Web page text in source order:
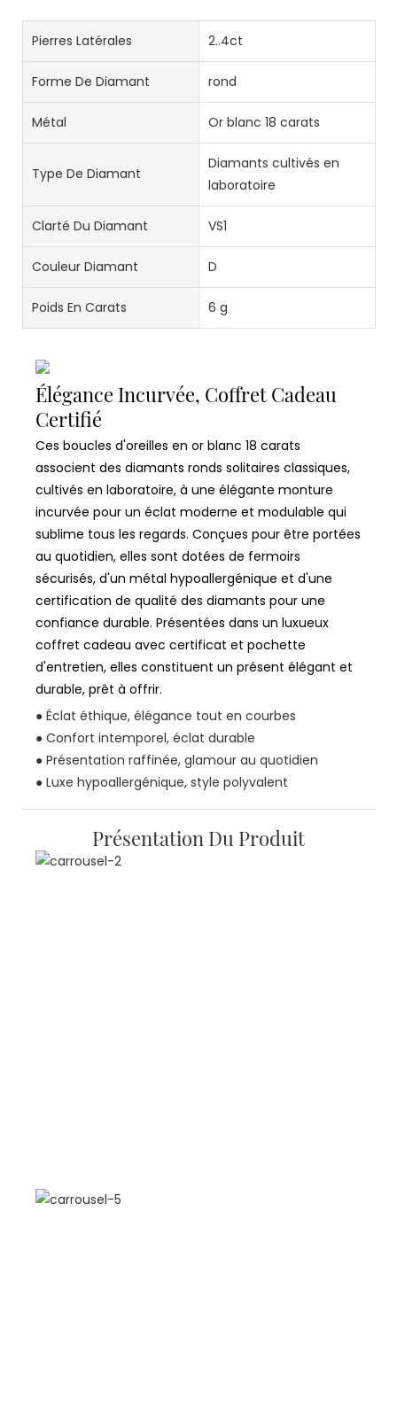
Pierres Latérales 2..4ct
Forme De Diamant rond
Métal Or blanc 18 carats
Type De Diamant
Diamants cultivés en
laboratoire
Clarté Du Diamant VS1
Couleur Diamant D
Poids En Carats 6 g
Élégance Incurvée, Coffret Cadeau
Certifié
Ces boucles d'oreilles en or blanc 18 carats
associent des diamants ronds solitaires classiques,
cultivés en laboratoire, à une élégante monture
incurvée pour un éclat moderne et modulable qui
sublime tous les regards. Conçues pour être portées
au quotidien, elles sont dotées de fermoirs
sécurisés, d'un métal hypoallergénique et d'une
certification de qualité des diamants pour une
confiance durable. Présentées dans un luxueux
coffret cadeau avec certificat et pochette
d'entretien, elles constituent un présent élégant et
durable, prêt à offrir.
● Éclat éthique, élégance tout en courbes
● Confort intemporel, éclat durable
● Présentation raffinée, glamour au quotidien
● Luxe hypoallergénique, style polyvalent
Présentation Du Produit